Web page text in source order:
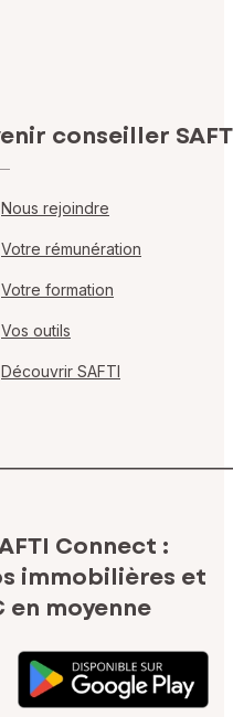
conseiller
Nous rejoindre
Votre rémunération
Votre formation
Vos outils
Découvrir SAFTI
Connect :
immobilières et
en moyenne